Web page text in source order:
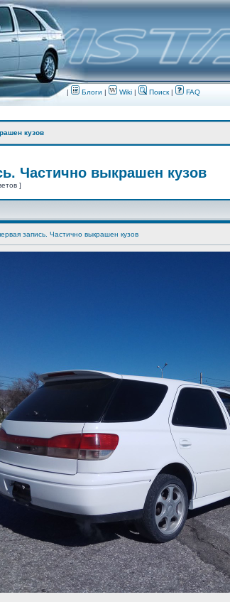
| Блоги | Wiki | Поиск| FAQ
кузов
Частично выкрашен кузов
]
запись. Частично выкрашен кузов